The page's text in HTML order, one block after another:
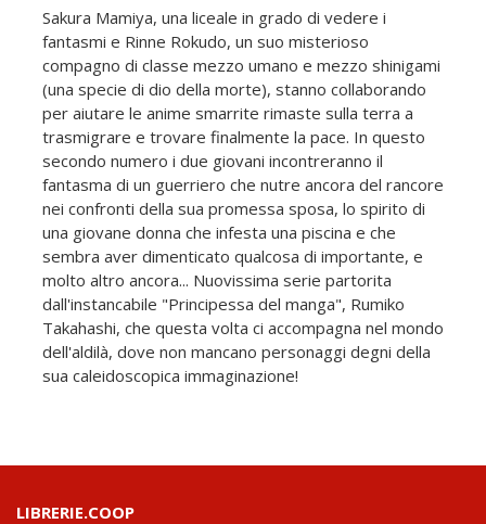
Sakura Mamiya, una liceale in grado di vedere i
fantasmi e Rinne Rokudo, un suo misterioso
compagno di classe mezzo umano e mezzo shinigami
(una specie di dio della morte), stanno collaborando
per aiutare le anime smarrite rimaste sulla terra a
trasmigrare e trovare finalmente la pace. In questo
secondo numero i due giovani incontreranno il
fantasma di un guerriero che nutre ancora del rancore
nei confronti della sua promessa sposa, lo spirito di
una giovane donna che infesta una piscina e che
sembra aver dimenticato qualcosa di importante, e
molto altro ancora... Nuovissima serie partorita
dall'instancabile "Principessa del manga", Rumiko
Takahashi, che questa volta ci accompagna nel mondo
dell'aldilà, dove non mancano personaggi degni della
sua caleidoscopica immaginazione!
LIBRERIE.COOP